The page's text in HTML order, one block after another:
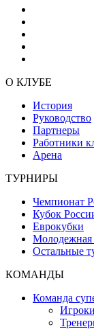
О КЛУБЕ
История
Руководство
Партнеры
Работники
Арена
ТУРНИРЫ
Чемпионат
Кубок
Еврокубки
Молодежная
Остальные
КОМАНДЫ
Команда
Игроки